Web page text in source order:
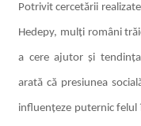
Potrivit cercetării realizat
Hedepy, mulți români
a cere ajutor și
arată că presiunea
influențeze puternic felul